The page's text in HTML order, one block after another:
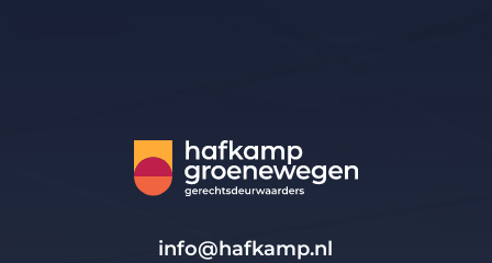
info@hafkamp.nl